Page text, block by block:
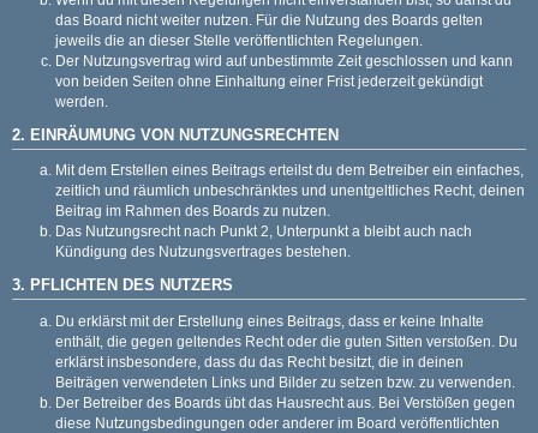
das Board nicht weiter nutzen. Für die Nutzung des Boards gelten
jeweils die an dieser Stelle veröffentlichten Regelungen.
Der Nutzungsvertrag wird auf unbestimmte Zeit geschlossen und kann
von beiden Seiten ohne Einhaltung einer Frist jederzeit gekündigt
werden.
2. EINRÄUMUNG VON NUTZUNGSRECHTEN
Mit dem Erstellen eines Beitrags erteilst du dem Betreiber ein einfaches,
zeitlich und räumlich unbeschränktes und unentgeltliches Recht, deinen
Beitrag im Rahmen des Boards zu nutzen.
Das Nutzungsrecht nach Punkt 2, Unterpunkt a bleibt auch nach
Kündigung des Nutzungsvertrages bestehen.
3. PFLICHTEN DES NUTZERS
Du erklärst mit der Erstellung eines Beitrags, dass er keine Inhalte
enthält, die gegen geltendes Recht oder die guten Sitten verstoßen. Du
erklärst insbesondere, dass du das Recht besitzt, die in deinen
Beiträgen verwendeten Links und Bilder zu setzen bzw. zu verwenden.
Der Betreiber des Boards übt das Hausrecht aus. Bei Verstößen gegen
diese Nutzungsbedingungen oder anderer im Board veröffentlichten